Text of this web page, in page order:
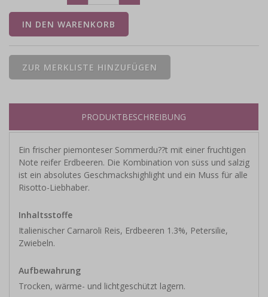
PRODUKTBESCHREIBUNG
Ein frischer piemonteser Sommerdu??t mit einer fruchtigen
Note reifer Erdbeeren. Die Kombination von süss und salzig
ist ein absolutes Geschmackshighlight und ein Muss für alle
Risotto-Liebhaber.
Inhaltsstoffe
Italienischer Carnaroli Reis, Erdbeeren 1.3%, Petersilie,
Zwiebeln.
Aufbewahrung
Trocken, wärme- und lichtgeschützt lagern.